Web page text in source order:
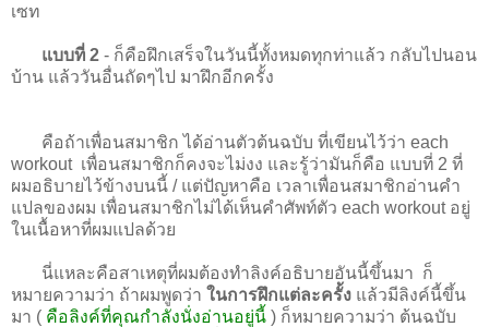
เซท
แบบที่ 2 - ก็คือฝึกเสร็จในวันนี้ทั้งหมดทุกท่าแล้ว กลับไปนอน
บ้าน แล้ววันอื่นถัดๆไป มาฝึกอีกครั้ง
คือถ้าเพื่อนสมาชิก ได้อ่านตัวต้นฉบับ ที่เขียนไว้ว่า each
workout เพื่อนสมาชิกก็คงจะไม่งง และรู้ว่ามันก็คือ แบบที่ 2 ที่
ผมอธิบายไว้ข้างบนนี้ / แต่ปัญหาคือ เวลาเพื่อนสมาชิกอ่านคำ
แปลของผม เพื่อนสมาชิกไม่ได้เห็นคำศัพท์ตัว each workout อยู่
ในเนื้อหาที่ผมแปลด้วย
นี่แหละคือสาเหตุที่ผมต้องทำลิงค์อธิบายอันนี้ขึ้นมา ก็
หมายความว่า ถ้าผมพูดว่า ในการฝึกแต่ละครั้ง แล้วมีลิงค์นี้ขึ้น
มา ( คือลิงค์ที่คุณกำลังนั่งอ่านอยู่นี้ ) ก็หมายความว่า ต้นฉบับ